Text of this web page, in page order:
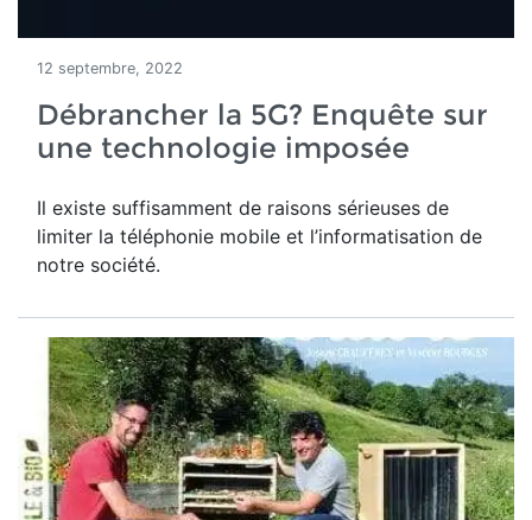
12 septembre, 2022
Débrancher la 5G? Enquête sur
une technologie imposée
Il existe suffisamment de raisons sérieuses de
limiter la téléphonie mobile et l’informatisation de
notre société.